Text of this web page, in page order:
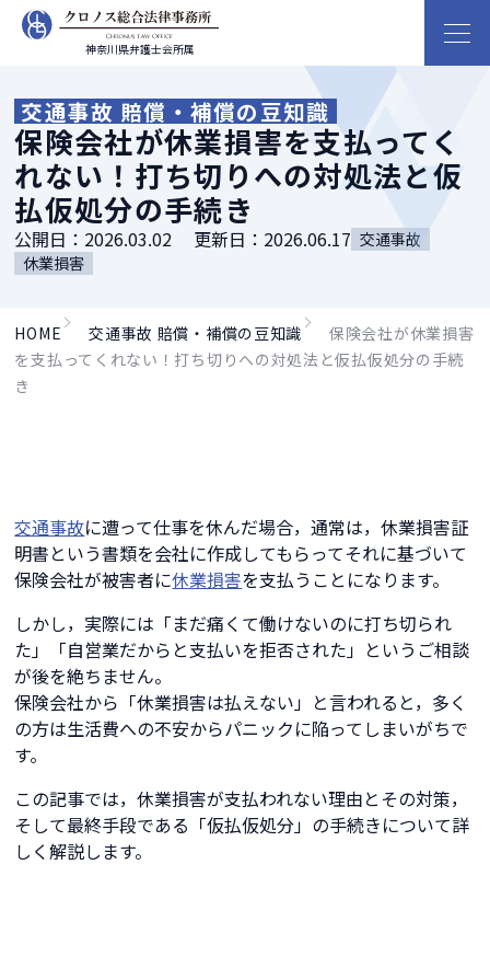
神奈川県弁護士会所属
交通事故 賠償・補償の豆知識
保険会社が休業損害を支払ってく
れない！打ち切りへの対処法と仮
払仮処分の手続き
公開日： 2026.03.02 更新日： 2026.06.17 交通事故
休業損害
HOME 交通事故 賠償・補償の豆知識
保険会社が休業損害
を支払ってくれない！打ち切りへの対処法と仮払仮処分の手続
き
交通事故に遭って仕事を休んだ場合，通常は，休業損害証
明書という書類を会社に作成してもらってそれに基づいて
保険会社が被害者に休業損害を支払うことになります。
しかし，実際には「まだ痛くて働けないのに打ち切られ
た」「自営業だからと支払いを拒否された」というご相談
が後を絶ちません。
保険会社から「休業損害は払えない」と言われると，多く
の方は生活費への不安からパニックに陥ってしまいがちで
す。
この記事では，休業損害が支払われない理由とその対策，
そして最終手段である「仮払仮処分」の手続きについて詳
しく解説します。